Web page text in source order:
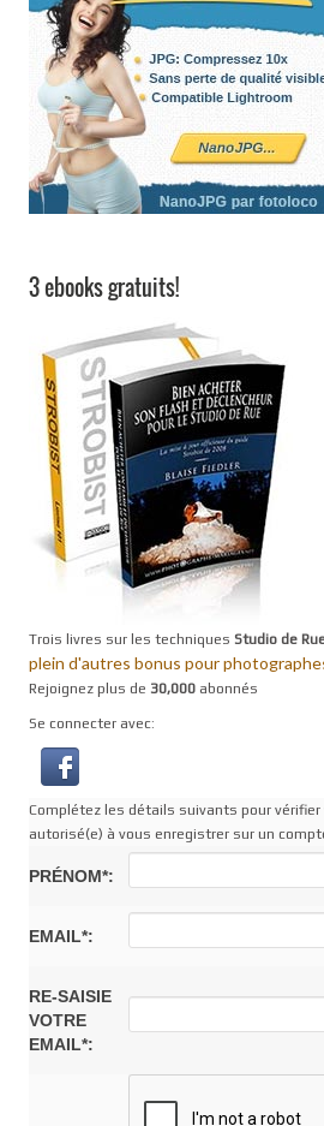
3 ebooks gratuits!
Trois livres sur les techniques Studio de
plein d'autres bonus pour
Rejoignez plus de 30,000 abonnés
Se connecter avec:
Complétez les détails suivants pour
autorisé(e) à vous enregistrer sur un
PRÉNOM*:
EMAIL*:
RE-SAISIE
VOTRE
EMAIL*: